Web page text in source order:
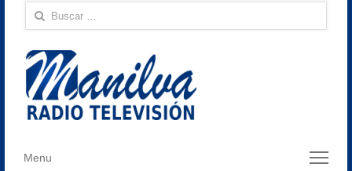
Buscar:
Menu
Menu